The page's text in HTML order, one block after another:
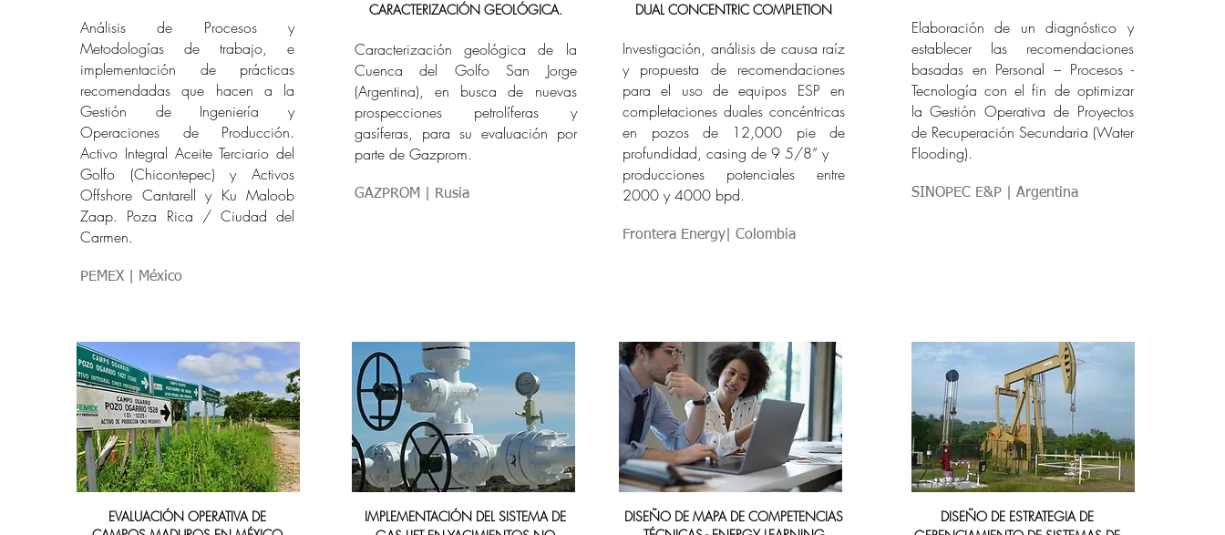
Análisis de Procesos y
Metodologías de trabajo, e
implementación de prácticas
recomendadas que hacen a la
Gestión de Ingeniería y
Operaciones de Producción.
Activo Integral Aceite Terciario del
Golfo (Chicontepec) y Activos
Offshore Cantarell y Ku Maloob
Zaap. Poza Rica / Ciudad del
Carmen.
PEMEX | México
CARACTERIZACIÓN GEOLÓGICA.
Caracterización geológica de la
Cuenca del Golfo San Jorge
(Argentina), en busca de nuevas
prospecciones petrolíferas y
gasíferas, para su evaluación por
parte de Gazprom.
GAZPROM | Rusia
DUAL CONCENTRIC COMPLETION
Investigación, análisis de causa raíz
y propuesta de recomendaciones
para el uso de equipos ESP en
completaciones duales concéntricas
en pozos de 12,000 pie de
profundidad, casing de 9 5/8” y
producciones potenciales entre
2000 y 4000 bpd.
Frontera Energy| Colombia
Elaboración de un diagnóstico y
establecer las recomendaciones
basadas en Personal – Procesos -
Tecnología con el fin de optimizar
la Gestión Operativa de Proyectos
de Recuperación Secundaria (Water
Flooding).
SINOPEC E&P | Argentina
EVALUACIÓN OPERATIVA DE
IMPLEMENTACIÓN DEL SISTEMA DE
DISEÑO DE MAPA DE COMPETENCIAS
DISEÑO DE ESTRATEGIA DE